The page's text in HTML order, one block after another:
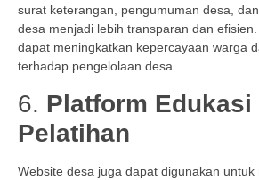
surat keterangan, pengumuman desa,
desa menjadi lebih transparan dan
dapat meningkatkan kepercayaan warga
terhadap pengelolaan desa.
6. Platform Edukasi
Pelatihan
Website desa juga dapat digunakan